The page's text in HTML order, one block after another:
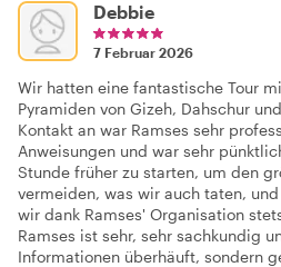
Debbie
7 Februar 2026
Wir hatten eine fantastische Tour
Pyramiden von Gizeh, Dahschur
Kontakt an war Ramses sehr
Anweisungen und war sehr
Stunde früher zu starten, um den
vermeiden, was wir auch taten,
wir dank Ramses' Organisation
Ramses ist sehr, sehr sachkundig
Informationen überhäuft, sondern